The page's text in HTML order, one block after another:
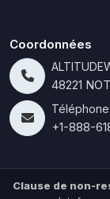
Coordonnées
48221
Téléphone:
+1-888-
Clause de non-